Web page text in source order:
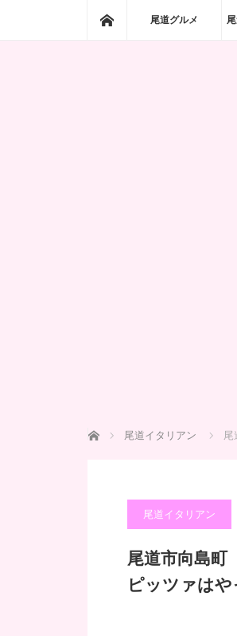
ホーム尾道グルメ
ホーム 尾道イタリアン 尾
尾道イタリアン
尾道市向島町
ピッツァは